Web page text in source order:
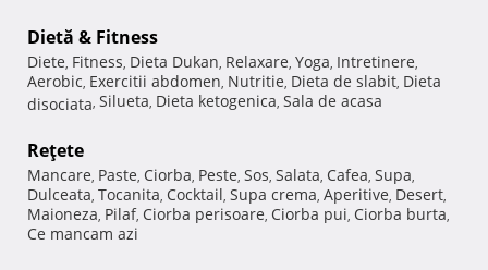
Dietă & Fitness
Diete, Fitness, Dieta Dukan, Relaxare, Yoga, Intretinere,
Aerobic, Exercitii abdomen, Nutritie, Dieta de slabit, Dieta
disociata, Silueta, Dieta ketogenica, Sala de acasa
Reţete
Mancare, Paste, Ciorba, Peste, Sos, Salata, Cafea, Supa,
Dulceata, Tocanita, Cocktail, Supa crema, Aperitive, Desert,
Maioneza, Pilaf, Ciorba perisoare, Ciorba pui, Ciorba burta,
Ce mancam azi